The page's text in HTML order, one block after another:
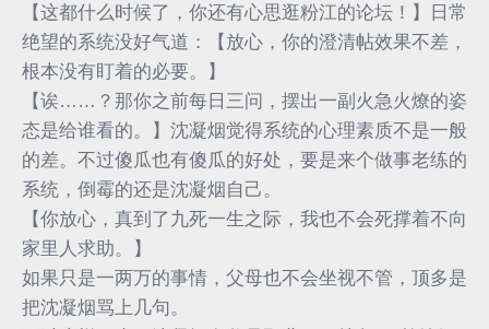
【这都什么时候了，你还有心思逛粉江的论坛！】日常
绝望的系统没好气道：【放心，你的澄清帖效果不差，
根本没有盯着的必要。】
【诶……？那你之前每日三问，摆出一副火急火燎的姿
态是给谁看的。】沈凝烟觉得系统的心理素质不是一般
的差。不过傻瓜也有傻瓜的好处，要是来个做事老练的
系统，倒霉的还是沈凝烟自己。
【你放心，真到了九死一生之际，我也不会死撑着不向
家里人求助。】
如果只是一两万的事情，父母也不会坐视不管，顶多是
把沈凝烟骂上几句。